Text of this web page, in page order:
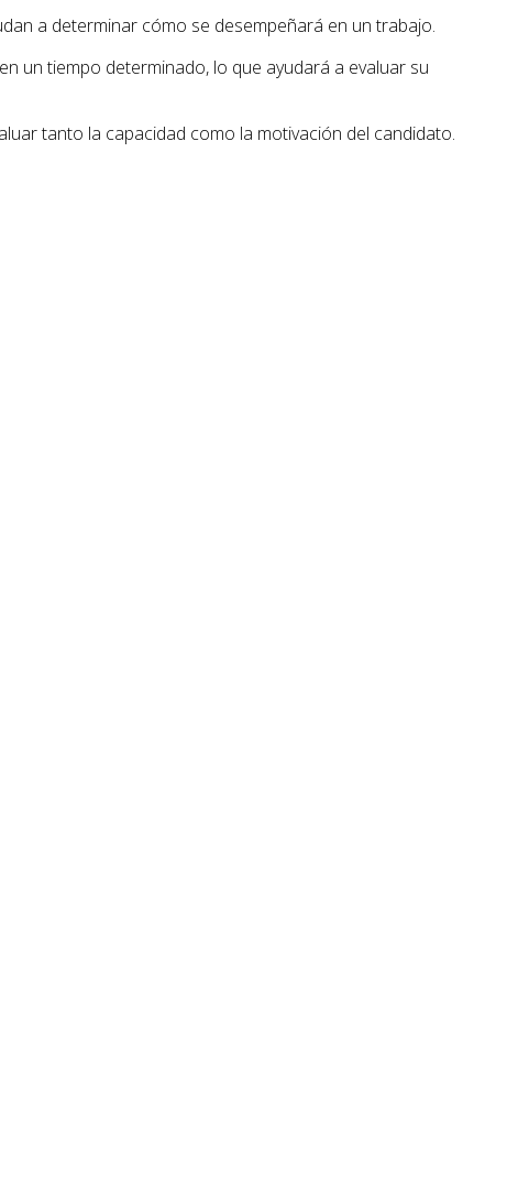
a determinar cómo se desempeñará en un trabajo.
un tiempo determinado, lo que ayudará a evaluar su
tanto la capacidad como la motivación del candidato.